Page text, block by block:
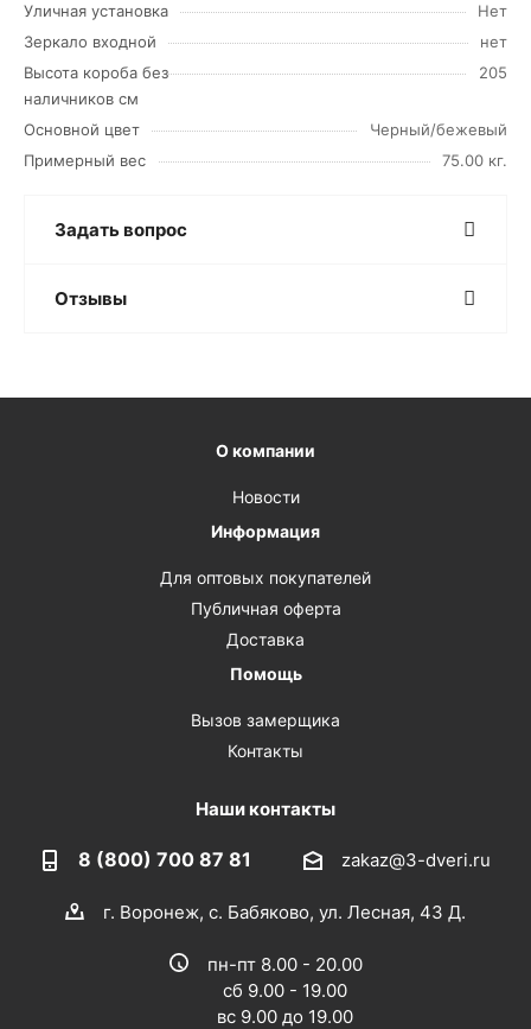
Уличная установка
Нет
Зеркало входной
нет
Высота короба без
наличников см
205
Основной цвет
Черный/бежевый
Примерный вес
75.00 кг.
Задать вопрос
Отзывы
О компании
Новости
Информация
Для оптовых покупателей
Публичная оферта
Доставка
Помощь
Вызов замерщика
Контакты
Наши контакты
8 (800) 700 87 81 zakaz@3-dveri.ru
г. Воронеж, с. Бабяково, ул. Лесная, 43 Д.
пн-пт 8.00 - 20.00
сб 9.00 - 19.00
вс 9.00 до 19.00